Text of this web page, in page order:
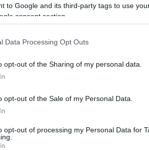
to Google and its third-party tags to use
consent section.
Data Processing Opt Outs
opt-out of the Sharing of my personal data.
opt-out of the Sale of my Personal Data.
opt-out of processing my Personal Data for
PAPOL.
vagy sem, de már én is a
teljesen nyitott járműben
A jármű leginkább egy
tudják,…